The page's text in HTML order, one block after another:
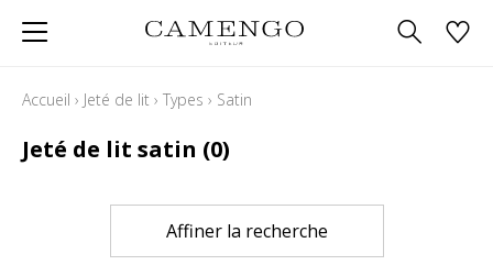
Accueil › Jeté de lit › Types › Satin
Jeté de lit satin (0)
Affiner la recherche